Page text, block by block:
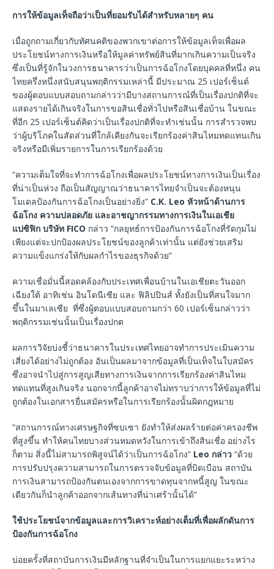
การให้ข้อมูลเท็จถือว่าเป็นที่ยอมรับได้สำหรับหลายๆ คน
เมื่อถูกถามเกี่ยวกับทัศนคติของพวกเขาต่อการให้ข้อมูลเท็จเพื่อผล
ประโยชน์ทางการเงินหรือให้มูลค่าทรัพย์สินที่มากเกินความเป็นจริง
ซึ่งเป็นที่รู้จักในวงการธนาคารว่าเป็นการฉ้อโกงโดยบุคคลที่หนึ่ง คน
ไทยครึ่งหนึ่งสนับสนุนพฤติกรรมเหล่านี้ มีประมาณ 25 เปอร์เซ็นต์
ของผู้ตอบแบบสอบถามกล่าวว่ามีบางสถานการณ์ที่เป็นเรื่องปกติที่จะ
แสดงรายได้เกินจริงในการขอสินเชื่อทั่วไปหรือสินเชื่อบ้าน ในขณะ
ที่อีก 25 เปอร์เซ็นต์คิดว่าเป็นเรื่องปกติที่จะทำเช่นนั้น การสำรวจพบ
ว่าผู้บริโภคในสัดส่วนที่ใกล้เคียงกันจะเรียกร้องค่าสินไหมทดแทนเกิน
จริงหรือมีเพิ่มรายการในการเรียกร้องด้วย
“ความเต็มใจที่จะทำการฉ้อโกงเพื่อผลประโยชน์ทางการเงินเป็นเรื่อง
ที่น่าเป็นห่วง ถือเป็นสัญญาณว่าธนาคารไทยจำเป็นจะต้องหนุน
โมเดลป้องกันการฉ้อโกงเป็นอย่างยิ่ง” C.K. Leo หัวหน้าด้านการ
ฉ้อโกง ความปลอดภัย และอาชญากรรมทางการเงินในเอเชีย
แปซิฟิก บริษัท FICO กล่าว “กลยุทธ์การป้องกันการฉ้อโกงที่รัดกุมไม่
เพียงแต่จะปกป้องผลประโยชน์ของลูกค้าเท่านั้น แต่ยังช่วยเสริม
ความแข็งแกร่งให้กับผลกำไรของธุรกิจด้วย”
ความเชื่อมั่นนี้สอดคล้องกับประเทศเพื่อนบ้านในเอเชียตะวันออก
เฉียงใต้ อาทิเช่น อินโดนีเซีย และ ฟิลิปปินส์ ทั้งยังเป็นที่สนใจมาก
ขึ้นในมาเลเซีย ที่ซึ่งผู้ตอบแบบสอบถามกว่า 60 เปอร์เซ็นกล่าวว่า
พฤติกรรมเช่นนั้นเป็นเรื่องปกต
ผลการวิจัยบ่งชี้ว่าธนาคารในประเทศไทยอาจทำการประเมินความ
เสี่ยงได้อย่างไม่ถูกต้อง อันเป็นผลมาจากข้อมูลที่เป็นเท็จในใบสมัคร
ซึ่งอาจนำไปสู่การสูญเสียทางการเงินจากการเรียกร้องค่าสินไหม
ทดแทนที่สูงเกินจริง นอกจากนี้ลูกค้าอาจไม่ทราบว่าการให้ข้อมูลที่ไม่
ถูกต้องในเอกสารยื่นสมัครหรือในการเรียกร้องนั้นผิดกฎหมาย
“สถานการณ์ทางเศรษฐกิจที่ซบเซา ยังทำให้ส่งผลร้ายต่อค่าครองชีพ
ที่สูงขึ้น ทำให้คนไทยบางส่วนหมดหวังในการเข้าถึงสินเชื่อ อย่างไร
ก็ตาม สิ่งนี้ไม่สามารถพิสูจน์ได้ว่าเป็นการฉ้อโกง” Leo กล่าว “ด้วย
การปรับปรุงความสามารถในการตรวจจับข้อมูลที่บิดเบือน สถาบัน
การเงินสามารถป้องกันตนเองจากการขาดทุนจากหนี้สูญ ในขณะ
เดียวกันก็นำลูกค้าออกจากเส้นทางที่น่าเศร้านั้นได้”
ใช้ประโยชน์จากข้อมูลและการวิเคราะห์อย่างเต็มที่เพื่อผลักดันการ
ป้องกันการฉ้อโกง
บ่อยครั้งที่สถาบันการเงินมีหลักฐานที่จำเป็นในการแยกแยะระหว่าง